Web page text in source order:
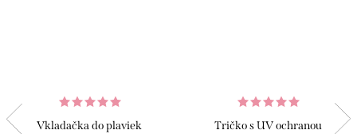
Vkladačka do plaviek
Tričko s UV ochranou